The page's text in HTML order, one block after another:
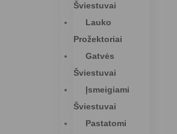
Šviestuvai
Lauko
Prožektoriai
Gatvės
Šviestuvai
Įsmeigiami
Šviestuvai
Pastatomi